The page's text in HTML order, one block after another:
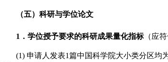
（五）科研与学位论文
1 ．学位授予要求的科研成果量化指标（应
(1) 申请人发表1篇中国科学院大小类分区均